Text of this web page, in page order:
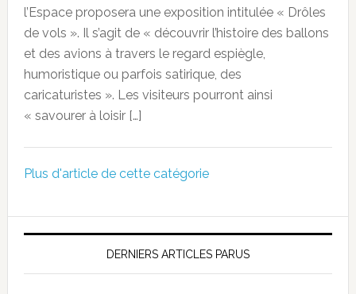
l’Espace proposera une exposition intitulée « Drôles
de vols ». Il s’agit de « découvrir l’histoire des ballons
et des avions à travers le regard espiègle,
humoristique ou parfois satirique, des
caricaturistes ». Les visiteurs pourront ainsi
« savourer à loisir […]
Plus d'article de cette catégorie
DERNIERS ARTICLES PARUS